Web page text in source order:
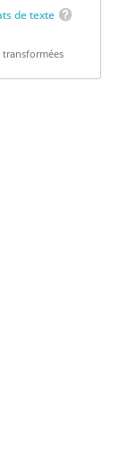
de texte
transformées